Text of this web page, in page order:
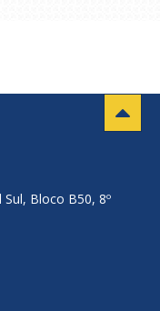
Bloco B50, 8º